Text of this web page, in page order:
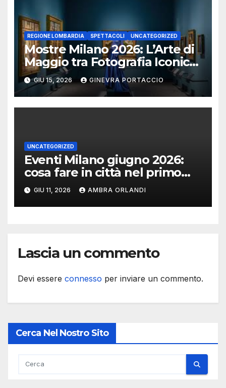
REGIONE LOMBARDIA SPETTACOLI UNCATEGORIZED
Mostre Milano 2026: L’Arte di
Maggio tra Fotografia Iconica
e Installazioni Immersive
GIU 15, 2026 GINEVRA PORTACCIO
UNCATEGORIZED
Eventi Milano giugno 2026:
cosa fare in città nel primo
mese d’estate
GIU 11, 2026 AMBRA ORLANDI
Lascia un commento
Devi essere connesso per inviare un commento.
Cerca Nel Nostro Sito